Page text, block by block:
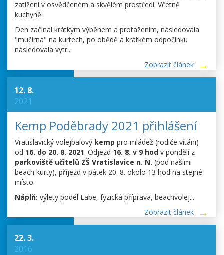
zatížení v osvědčeném a skvělém prostředí. Včetně
kuchyně.
Den začínal krátkým výběhem a protažením, následovala
"mučírna" na kurtech, po obědě a krátkém odpočinku
následovala vytr...
Zobrazit článek
12. 8.
2021
Kemp Poděbrady 2021 přihlášení
Vratislavický volejbalový kemp pro mládež (rodiče vítáni)
od 16. do 20. 8. 2021. Odjezd 16. 8. v 9 hod v pondělí z
parkoviště učitelů ZŠ Vratislavice n. N. (pod našimi
beach kurty), příjezd v pátek 20. 8. okolo 13 hod na stejné
místo.
Náplň: výlety podél Labe, fyzická příprava, beachvolej...
Zobrazit článek
22. 3.
2016